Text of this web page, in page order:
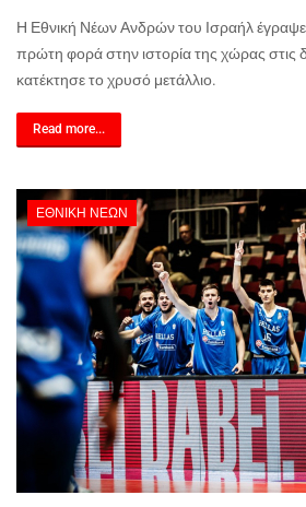
Η Εθνική Νέων Ανδρών του Ισραήλ έγραψε
πρώτη φορά στην ιστορία της χώρας στις
κατέκτησε το χρυσό μετάλλιο.
Read more...
ΕΘΝΙΚΉ ΝΈΩΝ